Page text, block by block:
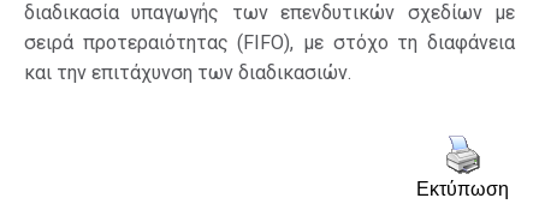
διαδικασία υπαγωγής των επενδυτικών σχεδίων με
σειρά προτεραιότητας (FIFO), με στόχο τη διαφάνεια
και την επιτάχυνση των διαδικασιών.
Εκτύπωση